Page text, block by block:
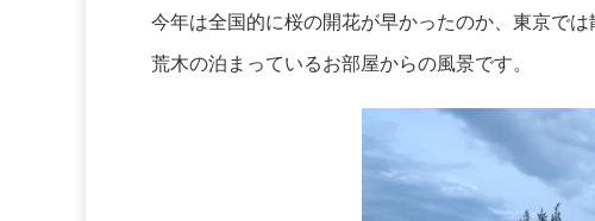
今年は全国的に桜の開花が早かったのか、東京で
荒木の泊まっているお部屋からの風景です。